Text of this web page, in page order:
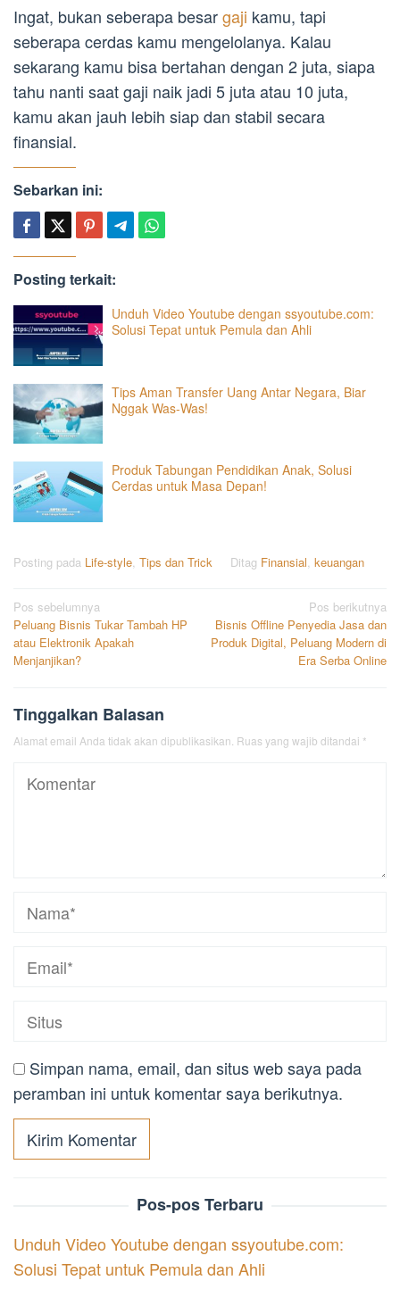
Ingat, bukan seberapa besargaji kamu, tapi
seberapa cerdas kamu mengelolanya. Kalau
sekarang kamu bisa bertahan dengan 2 juta, siapa
tahu nanti saat gaji naik jadi 5 juta atau 10 juta,
kamu akan jauh lebih siap dan stabil secara
finansial.
Sebarkan ini:
Posting terkait:
Unduh Video Youtube dengan ssyoutube.com:
Solusi Tepat untuk Pemula dan Ahli
Tips Aman Transfer Uang Antar Negara, Biar
Nggak Was-Was!
Produk Tabungan Pendidikan Anak, Solusi
Cerdas untuk Masa Depan!
Posting pada Life-style Tips dan Trick Ditag Finansial keuangan
Navigasi
pos
Pos sebelumnya
Peluang Bisnis Tukar Tambah HP
atau Elektronik Apakah
Menjanjikan?
Pos berikutnya
Bisnis Offline Penyedia Jasa dan
Produk Digital, Peluang Modern di
Era Serba Online
Tinggalkan Balasan
Alamat email Anda tidak akan dipublikasikan. Ruas yang wajib ditandai *
Simpan nama, email, dan situs web saya pada
peramban ini untuk komentar saya berikutnya.
Pos-pos Terbaru
Unduh Video Youtube dengan ssyoutube.com:
Solusi Tepat untuk Pemula dan Ahli